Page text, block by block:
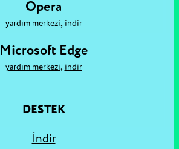
Opera
yardım merkezi, i̇ndir
Microsoft Edge
yardım merkezi, i̇ndir
DESTEK
İndir